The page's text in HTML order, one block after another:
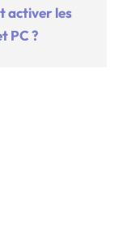
activer les
PC ?